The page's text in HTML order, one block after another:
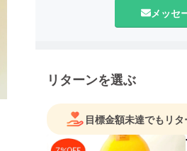
メッセ
リターンを選ぶ
目標金額未達でもリ